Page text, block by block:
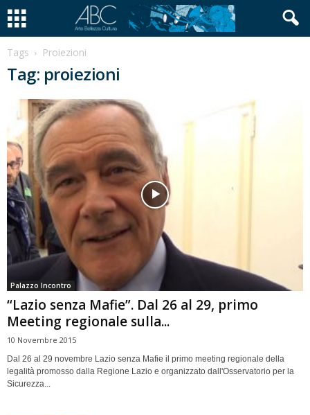
Tags Proiezioni
Tag: proiezioni
Palazzo Incontro
“Lazio senza Mafie”. Dal 26 al 29, primo
Meeting regionale sulla...
10 Novembre 2015
Dal 26 al 29 novembre Lazio senza Mafie il primo meeting regionale della
legalità promosso dalla Regione Lazio e organizzato dall'Osservatorio per la
Sicurezza...